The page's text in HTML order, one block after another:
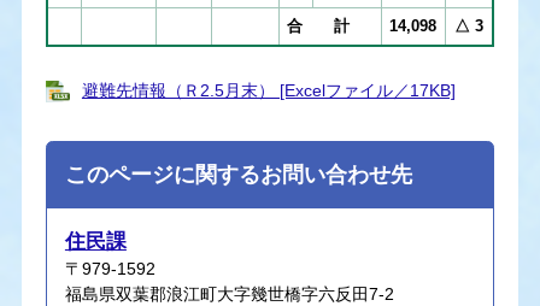
合 計 14,098 △ 3
避難先情報（Ｒ2.5月末） [Excelファイル／17KB]
このページに関するお問い合わせ先
住民課
〒979-1592
福島県双葉郡浪江町大字幾世橋字六反田7-2